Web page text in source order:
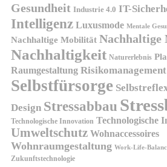
Gesundheit Industrie 4.0 IT-
Intelligenz Luxusmode Mentale
Nachhaltige Mobilität Nachhaltige
Nachhaltigkeit Naturerlebnis
Raumgestaltung Risikomanagement
Selbstfürsorge
Design Stressabbau
Technologische Innovation Technologische
Umweltschutz Wohnaccessoires
Wohnraumgestaltung Work-Life-
Zukunftstechnologie